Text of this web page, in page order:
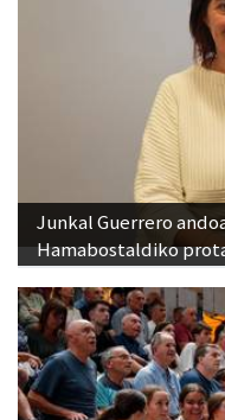
Junkal Guerrero
Hamabostaldiko